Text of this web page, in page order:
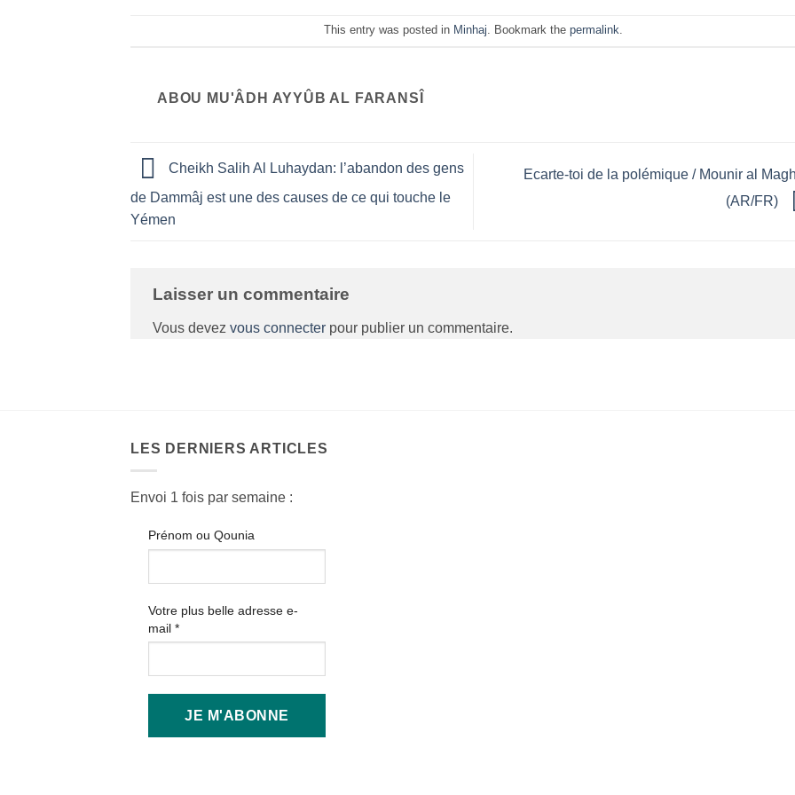
This entry was posted in Minhaj . Bookmark the permalink
ABOU MU'ÂDH AYYÛB AL FARANSÎ
Cheikh Salih Al Luhaydan: l’abandon des gens
de Dammâj est une des causes de ce qui touche le
Yémen
Ecarte-toi de la polémique / Mounir al
(AR/FR)
Laisser un commentaire
Vous devez vous connecter pour publier un commentaire.
LES DERNIERS ARTICLES
Envoi 1 fois par semaine :
Prénom ou Qounia
Votre plus belle adresse e-
mail *